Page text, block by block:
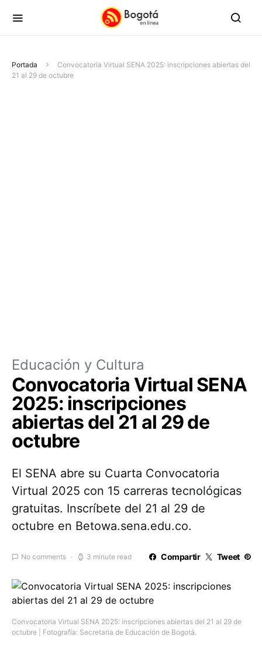
Portada
Convocatoria Virtual SENA 2025: inscripciones abiertas del
21 al 29 de octubre
Educación y Cultura
Convocatoria Virtual SENA
2025: inscripciones
abiertas del 21 al 29 de
octubre
El SENA abre su Cuarta Convocatoria
Virtual 2025 con 15 carreras tecnológicas
gratuitas. Inscríbete del 21 al 29 de
octubre en Betowa.sena.edu.co.
No comments 3 minute read Compartir Tweet
Convocatoria Virtual SENA 2025: inscripciones abiertas del 21 al 29 de
octubre | Fotografía: Secretaria de Educación de Bogotá.